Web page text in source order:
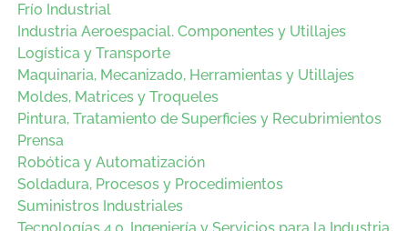
Frío Industrial
Industria Aeroespacial. Componentes y Utillajes
Logística y Transporte
Maquinaria, Mecanizado, Herramientas y Utillajes
Moldes, Matrices y Troqueles
Pintura, Tratamiento de Superficies y Recubrimientos
Prensa
Robótica y Automatización
Soldadura, Procesos y Procedimientos
Suministros Industriales